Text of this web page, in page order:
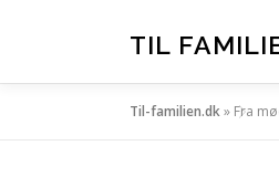
TIL
Til-familien.dk» Fra